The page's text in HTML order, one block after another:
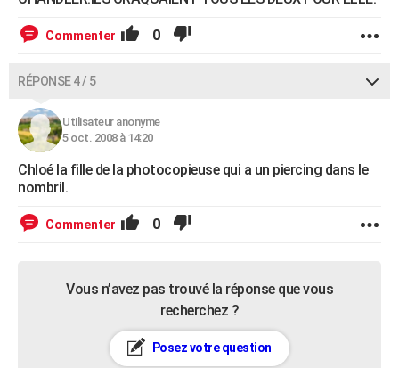
Commenter 0
RÉPONSE 4 / 5
Utilisateur anonyme
5 oct. 2008 à 14:20
Chloé la fille de la photocopieuse qui a un piercing dans le
nombril.
Commenter 0
Vous n’avez pas trouvé la réponse que vous
recherchez ?
Posez votre question